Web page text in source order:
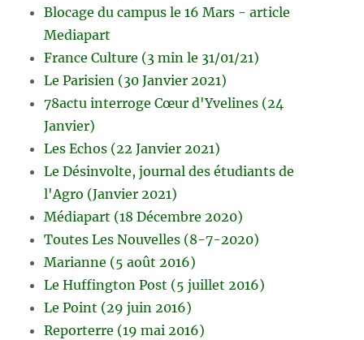
Blocage du campus le 16 Mars - article
Mediapart
France Culture (3 min le 31/01/21)
Le Parisien (30 Janvier 2021)
78actu interroge Cœur d'Yvelines (24
Janvier)
Les Echos (22 Janvier 2021)
Le Désinvolte, journal des étudiants de
l'Agro (Janvier 2021)
Médiapart (18 Décembre 2020)
Toutes Les Nouvelles (8-7-2020)
Marianne (5 août 2016)
Le Huffington Post (5 juillet 2016)
Le Point (29 juin 2016)
Reporterre (19 mai 2016)